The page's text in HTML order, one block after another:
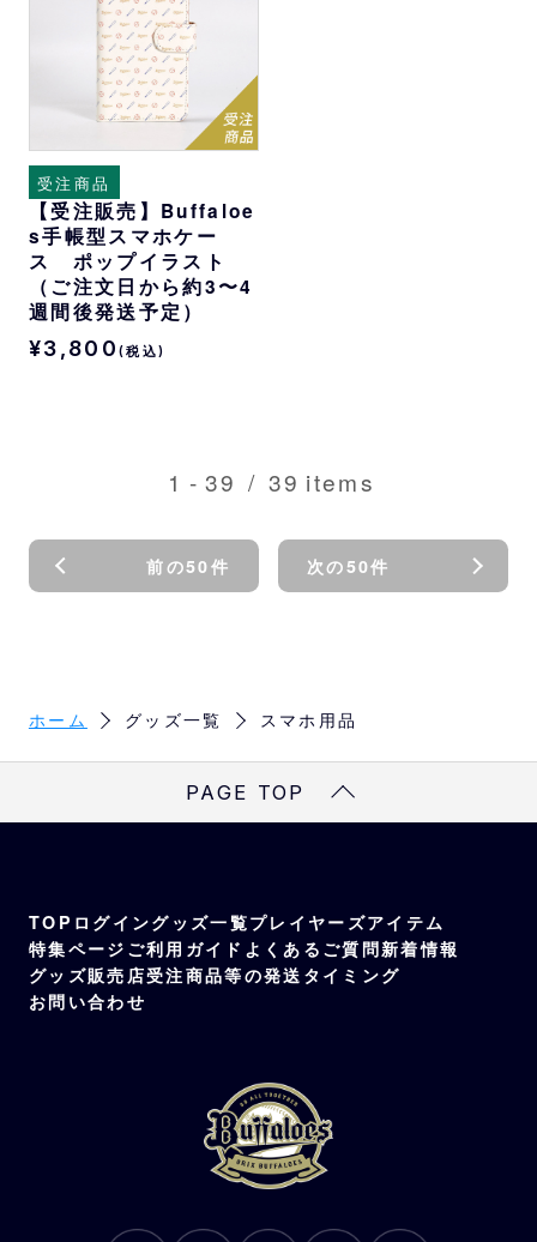
受注商品
【受注販売】Buffaloe
s手帳型スマホケー
ス ポップイラスト
（ご注文日から約3〜4
週間後発送予定）
¥3,800 (税込)
1 - 39 / 39 items
前の50件 次の50件
ホーム グッズ一覧 スマホ用品
PAGE TOP
TOP ログイングッズ一覧プレイヤーズアイテム
特集ページ ご利用ガイド よくあるご質問新着情報
グッズ販売店受注商品等の発送タイミング
お問い合わせ